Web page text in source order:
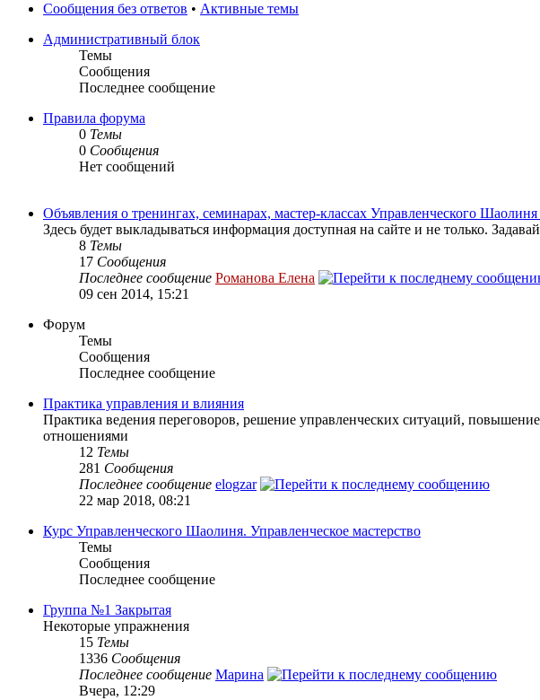
Сообщения без ответов • Активные темы
Административный блок
Темы
Сообщения
Последнее сообщение
Правила форума
0 Темы
0 Сообщения
Нет сообщений
Объявления о тренингах, семинарах, мастер-классах Управленческого
Здесь будет выкладываться информация доступная на сайте и не только.
8 Темы
17 Сообщения
Последнее сообщение Романова Елена
09 сен 2014, 15:21
Форум
Темы
Сообщения
Последнее сообщение
Практика управления и влияния
Практика ведения переговоров, решение управленческих ситуаций,
отношениями
12 Темы
281 Сообщения
Последнее сообщение elogzar
22 мар 2018, 08:21
Курс Управленческого Шаолиня. Управленческое мастерство
Темы
Сообщения
Последнее сообщение
Группа №1 Закрытая
Некоторые упражнения
15 Темы
1336 Сообщения
Последнее сообщение Марина
Вчера, 12:29